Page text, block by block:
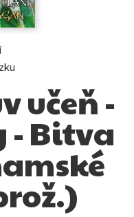
učeň -
- Bitva